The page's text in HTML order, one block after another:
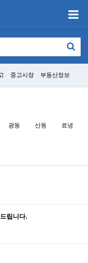
중고시장 부동산정보
광동 산동 료녕
립니다.